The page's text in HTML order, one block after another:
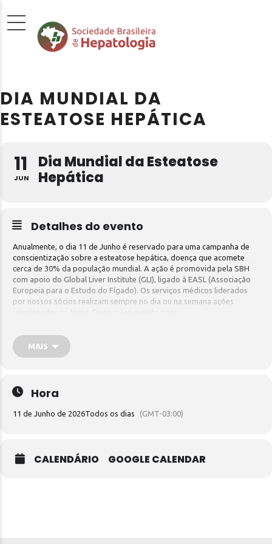
DIA MUNDIAL DA
ESTEATOSE HEPÁTICA
11
JUN
Dia Mundial da Esteatose
Hepática
Detalhes do evento
Anualmente, o dia 11 de Junho é reservado para uma campanha de
conscientização sobre a esteatose hepática, doença que acomete
cerca de 30% da população mundial. A ação é promovida pela SBH
com apoio do Global Liver Institute (GLI), ligado à EASL (Associação
Europeia para o Estudo do Fígado). Os serviços médicos liderados
por nossos sócios realizam sempre no dia ou na semana ações
MAIS
Hora
11 de Junho de 2026Todos os dias (GMT-03:00)
CALENDÁRIO GOOGLE CALENDAR